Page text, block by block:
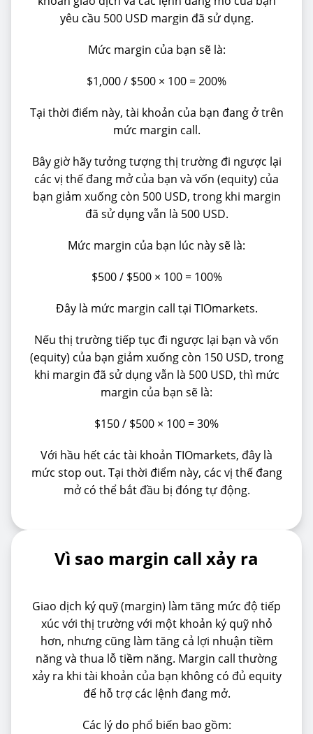
yêu cầu 500 USD margin đã sử dụng.
Mức margin của bạn sẽ là:
$1,000 / $500 × 100 = 200%
Tại thời điểm này, tài khoản của bạn đang ở trên
mức margin call.
Bây giờ hãy tưởng tượng thị trường đi ngược lại
các vị thế đang mở của bạn và vốn (equity) của
bạn giảm xuống còn 500 USD, trong khi margin
đã sử dụng vẫn là 500 USD.
Mức margin của bạn lúc này sẽ là:
$500 / $500 × 100 = 100%
Đây là mức margin call tại TIOmarkets.
Nếu thị trường tiếp tục đi ngược lại bạn và vốn
(equity) của bạn giảm xuống còn 150 USD, trong
khi margin đã sử dụng vẫn là 500 USD, thì mức
margin của bạn sẽ là:
$150 / $500 × 100 = 30%
Với hầu hết các tài khoản TIOmarkets, đây là
mức stop out. Tại thời điểm này, các vị thế đang
mở có thể bắt đầu bị đóng tự động.
Vì sao margin call xảy ra
Giao dịch ký quỹ (margin) làm tăng mức độ tiếp
xúc với thị trường với một khoản ký quỹ nhỏ
hơn, nhưng cũng làm tăng cả lợi nhuận tiềm
năng và thua lỗ tiềm năng. Margin call thường
xảy ra khi tài khoản của bạn không có đủ equity
để hỗ trợ các lệnh đang mở.
Các lý do phổ biến bao gồm: